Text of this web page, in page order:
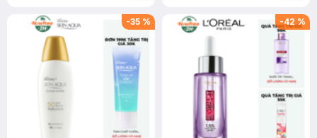
-35 % -42 %